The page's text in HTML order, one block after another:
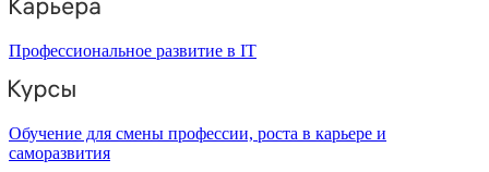
Профессиональное развитие в IT
Обучение для смены профессии, роста в карьере и
саморазвития